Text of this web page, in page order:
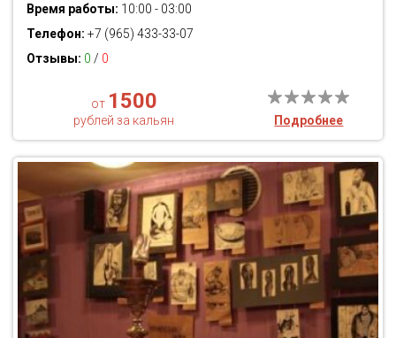
Время работы: 10:00 - 03:00
Телефон: +7 (965) 433-33-07
Отзывы: 0 / 0
от 1500
рублей за кальян Подробнее